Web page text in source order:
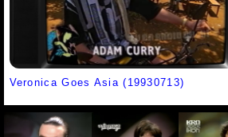
Veronica Goes Asia (19930713)